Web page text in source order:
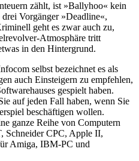
zählt, ist »Ballyhoo« kein
Vorgänger »Deadline«,
geht es zwar auch zu,
Atmosphäre tritt
in den Hintergrund.
selbst bezeichnet es als
auch Einsteigern zu empfehlen,
gespielt haben.
auf jeden Fall haben, wenn Sie
beschäftigen wollen.
ganze Reihe von Computern
Schneider CPC, Apple II,
Amiga, IBM-PC und